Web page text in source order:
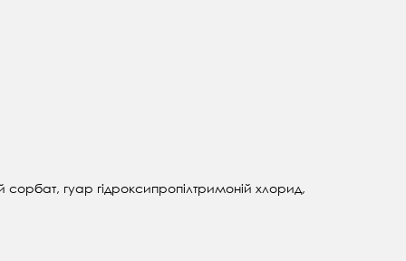
гуар гідроксипропілтримоній хлорид,